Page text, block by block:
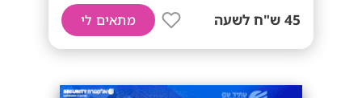
45 ש"ח לשעה מתאים לי